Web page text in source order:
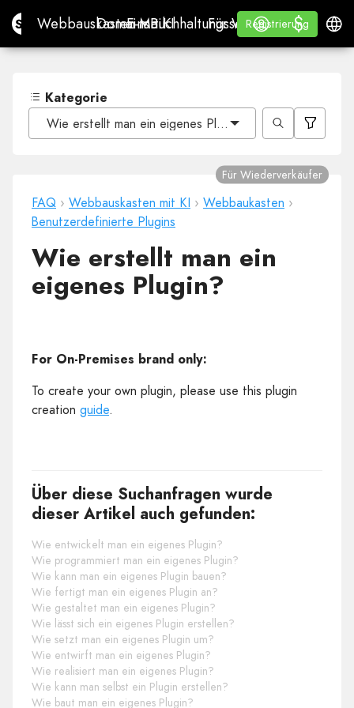
Site.proWebbauskasten mit KI
Webbauskasten mit KI
Domains
Domains
E-Mail
E-MailBuchhaltungssoftware
Buchhaltungssoftware
Für
Für Wiederverkäufer
WHITE LABEL
Lernen
Lernen
Registrierung
Registrierung
Anmelden
$
$
Kategorie
Wie erstellt man ein eigenes Plugin?
FAQ › Webbauskasten mit KI › Webbaukasten ›
Benutzerdefinierte Plugins
Für Wiederverkäufer
Wie erstellt man ein
eigenes Plugin?
For On-Premises brand only:
To create your own plugin, please use this plugin
creation guide.
Über diese Suchanfragen wurde
dieser Artikel auch gefunden:
Wie entwickelt man ein eigenes Plugin?
Wie programmiert man ein eigenes Plugin?
Wie kann man ein eigenes Plugin bauen?
Wie fertigt man ein eigenes Plugin an?
Wie gestaltet man ein eigenes Plugin?
Wie lässt sich ein eigenes Plugin erstellen?
Wie setzt man ein eigenes Plugin um?
Wie entwirft man ein eigenes Plugin?
Wie realisiert man ein eigenes Plugin?
Wie kann man selbst ein Plugin erstellen?
Wie baut man ein eigenes Plugin?